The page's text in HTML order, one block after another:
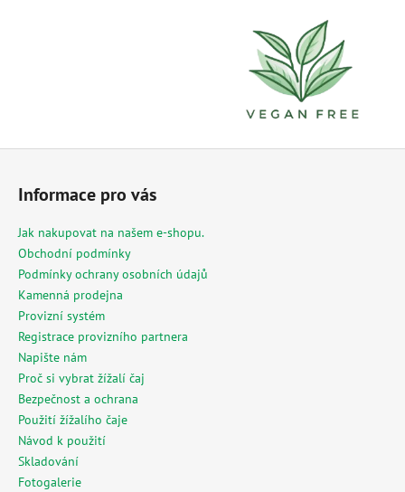
Informace pro vás
Jak nakupovat na našem e-shopu.
Obchodní podmínky
Podmínky ochrany osobních údajů
Kamenná prodejna
Provizní systém
Registrace provizního partnera
Napište nám
Proč si vybrat žížalí čaj
Bezpečnost a ochrana
Použití žížalího čaje
Návod k použití
Skladování
Fotogalerie